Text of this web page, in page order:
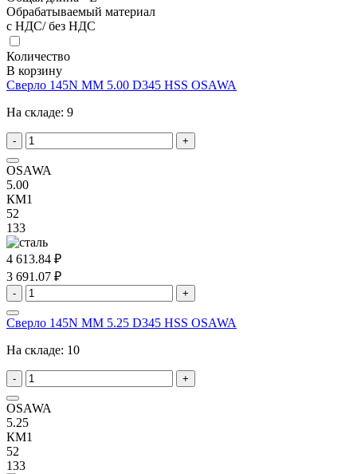
Обрабатываемый материал
с НДС/ без НДС
Количество
В корзину
Сверло 145N MM 5.00 D345 HSS OSAWA
На складе: 9
- +
OSAWA
5.00
КМ1
52
133
4 613.84 ₽
3 691.07 ₽
- +
Сверло 145N MM 5.25 D345 HSS OSAWA
На складе: 10
- +
OSAWA
5.25
КМ1
52
133